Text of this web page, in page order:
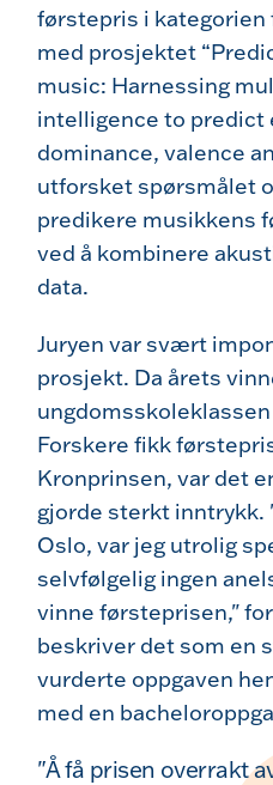
førstepris i kategorien
med prosjektet “
music: Harnessing
intelligence to predict
dominance, valence
utforsket spørsmålet
predikere musikkens
ved å kombinere
data.
Juryen var svært
prosjekt. Da årets
Forskere fikk
Kronprinsen, var det
gjorde sterkt inntrykk.
Oslo, var jeg utrolig
selvfølgelig ingen
vinne førsteprisen,"
beskriver det som en
vurderte oppgaven
med en
"Å få prisen overrakt